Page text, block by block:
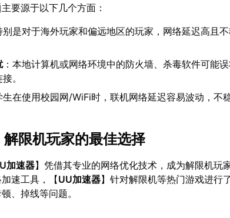
要源于以下几个方面：
别是对于海外玩家和偏远地区的玩家，网络延迟高且
：本地计算机或网络环境中的防火墙、杀毒软件可能
。
生在使用校园网/WiFi时，联机网络延迟容易波动，不
解限机玩家的最佳选择
加速器】凭借其专业的网络优化技术，成为解限机玩
速工具，【UU加速器】针对解限机等热门游戏进行
、掉线等问题。